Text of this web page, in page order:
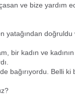
ve bize yardım
yatağından
bir kadın ve
bağırıyordu. Belli ki